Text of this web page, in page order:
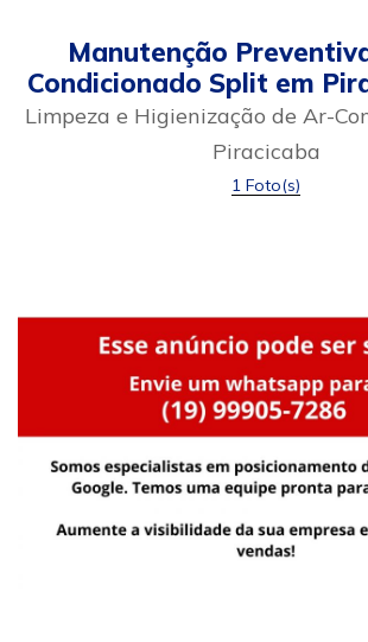
Manutenção
Condicionado Split em
Limpeza e Higienização de Ar-
Piracicaba
1 Foto(s)